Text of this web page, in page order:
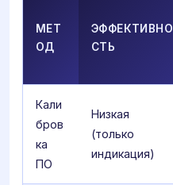
МЕТ
ОД
ЭФФЕКТИВНО
СТЬ
Кали
бров
ка
ПО
Низкая
(только
индикация)